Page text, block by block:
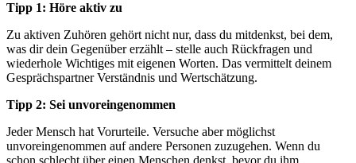
Tipp 1: Höre aktiv zu
Zu aktiven Zuhören gehört nicht nur, dass du mitdenkst, bei dem,
was dir dein Gegenüber erzählt – stelle auch Rückfragen und
wiederhole Wichtiges mit eigenen Worten. Das vermittelt deinem
Gesprächspartner Verständnis und Wertschätzung.
Tipp 2: Sei unvoreingenommen
Jeder Mensch hat Vorurteile. Versuche aber möglichst
unvoreingenommen auf andere Personen zuzugehen. Wenn du